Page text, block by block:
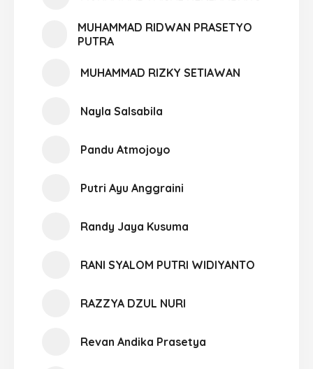
MUHAMMAD RIDWAN PRASETYO
PUTRA
MUHAMMAD RIZKY SETIAWAN
Nayla Salsabila
Pandu Atmojoyo
Putri Ayu Anggraini
Randy Jaya Kusuma
RANI SYALOM PUTRI WIDIYANTO
RAZZYA DZUL NURI
Revan Andika Prasetya